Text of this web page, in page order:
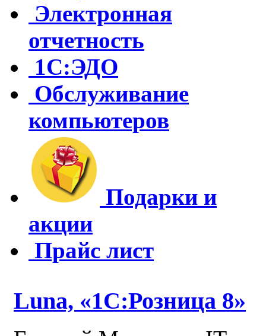
Электронная
отчетность
1С:ЭДО
Обслуживание
компьютеров
Подарки и
акции
Прайс лист
Luna, «1С:Розница 8»